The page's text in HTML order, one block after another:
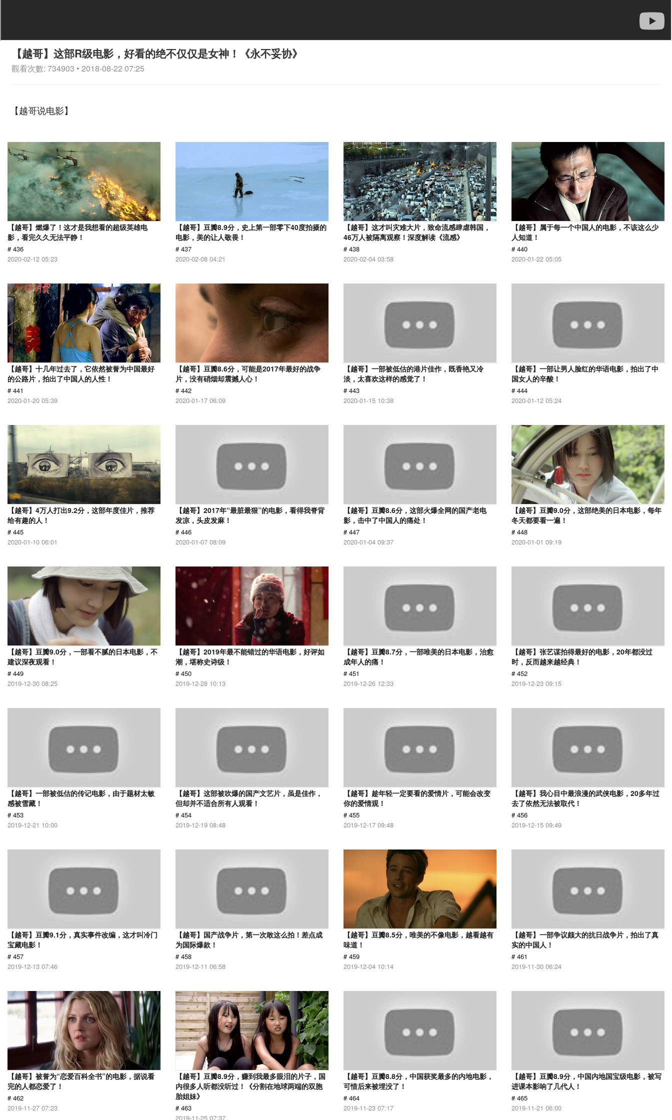
【越哥】这部R级电影，好看的绝不仅仅是女神！《永不妥协》
觀看次數: 734903 • 2018-08-22 07:25
【越哥说电影】
【越哥】燃爆了！这才是我想看的超级英雄电
影，看完久久无法平静！
# 436
2020-02-12 05:23
【越哥】豆瓣8.9分，史上第一部零下40度拍摄的
电影，美的让人敬畏！
# 437
2020-02-08 04:21
【越哥】这才叫灾难大片，致命流感肆虐韩国，
46万人被隔离观察！深度解读《流感》
# 438
2020-02-04 03:58
【越哥】属于每一个中国人的电影，不该这么少
人知道！
# 440
2020-01-22 05:05
【越哥】十几年过去了，它依然被誉为中国最好
的公路片，拍出了中国人的人性！
# 441
2020-01-20 05:39
【越哥】豆瓣8.6分，可能是2017年最好的战争
片，没有硝烟却震撼人心！
# 442
2020-01-17 06:09
【越哥】一部被低估的港片佳作，既香艳又冷
淡，太喜欢这样的感觉了！
# 443
2020-01-15 10:38
【越哥】一部让男人脸红的华语电影，拍出了中
国女人的辛酸！
# 444
2020-01-12 05:24
【越哥】4万人打出9.2分，这部年度佳片，推荐
给有趣的人！
# 445
2020-01-10 06:01
【越哥】2017年“最脏最狠”的电影，看得我脊背
发凉，头皮发麻！
# 446
2020-01-07 08:09
【越哥】豆瓣8.6分，这部火爆全网的国产老电
影，击中了中国人的痛处！
# 447
2020-01-04 09:37
【越哥】豆瓣9.0分，这部绝美的日本电影，每年
冬天都要看一遍！
# 448
2020-01-01 09:19
【越哥】豆瓣9.0分，一部看不腻的日本电影，不
建议深夜观看！
# 449
2019-12-30 08:25
【越哥】2019年最不能错过的华语电影，好评如
潮，堪称史诗级！
# 450
2019-12-28 10:13
【越哥】豆瓣8.7分，一部唯美的日本电影，治愈
成年人的痛！
# 451
2019-12-26 12:33
【越哥】张艺谋拍得最好的电影，20年都没过
时，反而越来越经典！
# 452
2019-12-23 09:15
【越哥】一部被低估的传记电影，由于题材太敏
感被雪藏！
# 453
2019-12-21 10:00
【越哥】这部被吹爆的国产文艺片，虽是佳作，
但却并不适合所有人观看！
# 454
2019-12-19 08:48
【越哥】趁年轻一定要看的爱情片，可能会改变
你的爱情观！
# 455
2019-12-17 09:48
【越哥】我心目中最浪漫的武侠电影，20多年过
去了依然无法被取代！
# 456
2019-12-15 09:49
【越哥】豆瓣9.1分，真实事件改编，这才叫冷门
宝藏电影！
# 457
2019-12-13 07:46
【越哥】国产战争片，第一次敢这么拍！差点成
为国际爆款！
# 458
2019-12-11 06:58
【越哥】豆瓣8.5分，唯美的不像电影，越看越有
味道！
# 459
2019-12-04 10:14
【越哥】一部争议颇大的抗日战争片，拍出了真
实的中国人！
# 461
2019-11-30 06:24
【越哥】被誉为“恋爱百科全书”的电影，据说看
完的人都恋爱了！
# 462
2019-11-27 07:23
【越哥】豆瓣8.9分，赚到我最多眼泪的片子，国
内很多人听都没听过！《分割在地球两端的双胞
胎姐妹》
# 463
2019-11-25 07:37
【越哥】豆瓣8.8分，中国获奖最多的内地电影，
可惜后来被埋没了！
# 464
2019-11-23 07:17
【越哥】豆瓣8.9分，中国内地国宝级电影，被写
进课本影响了几代人！
# 465
2019-11-21 06:00